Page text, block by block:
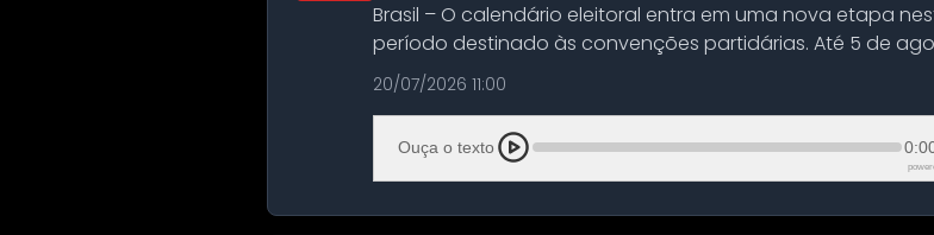
Brasil – O calendário eleitoral entra em uma nova etapa
período destinado às convenções partidárias. Até 5 de
oficializa...
20/07/2026 11:00
Ouça o texto